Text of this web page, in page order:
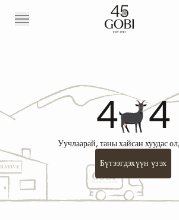
4 4
Уучлаарай, таны хайсан хуудас
Бүтээгдэхүүн үзэх